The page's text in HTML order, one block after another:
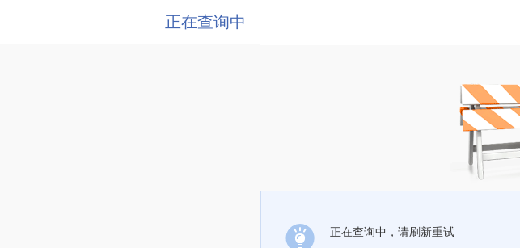
正在查询中
正在查询中，请刷新重试